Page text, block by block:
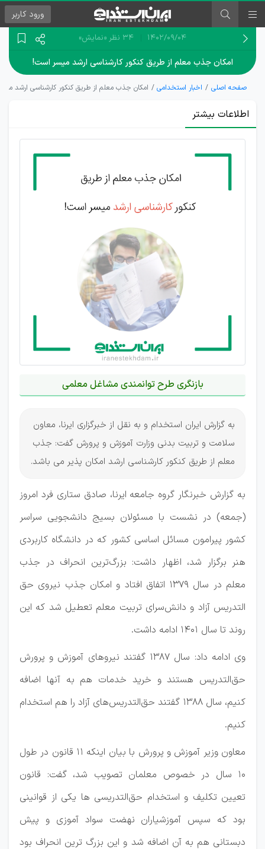
ورود کاربر
۱۴۰۲/۰۹/۰۴ 34 نظر «نمایش»
امکان جذب معلم از طریق کنکور کارشناسی ارشد میسر است!
صفحه اصلی اخبار استخدامی امکان جذب معلم از طریق کنکور کارشناسی ارشد
اطلاعات بیشتر
بازنگری طرح توانمندی مشاغل معلمی
به گزارش ایران استخدام و به نقل از خبرگزاری ایرنا، معاون
سلامت و تربیت بدنی وزارت آموزش و پرورش گفت: جذب
معلم از طریق کنکور کارشناسی ارشد امکان پذیر می باشد.
به گزارش خبرنگار گروه جامعه ایرنا، صادق ستاری فرد امروز
(جمعه) در نشست با مسئولان بسیج دانشجویی سراسر
کشور پیرامون مسائل اساسی کشور که در دانشگاه کاربردی
هنر برگزار شد، اظهار داشت: بزرگ‌ترین انحراف در جذب
معلم در سال ۱۳۷۹ اتفاق افتاد و امکان جذب نیروی حق
التدریس آزاد و دانش‌سرای تربیت معلم تعطیل شد که این
روند تا سال ۱۴۰۱ ادامه داشت.
وی ادامه داد: سال ۱۳۸۷ گفتند نیروهای آموزش و پرورش
حق‌التدریس هستند و خرید خدمات هم به آنها اضافه
کنیم، سال ۱۳۸۸ گفتند حق‌التدریس‌های آزاد را هم استخدام
کنیم.
معاون وزیر آموزش و پرورش با بیان اینکه ۱۱ قانون در طول
۱۰ سال در خصوص معلمان تصویب شد، گفت: قانون
تعیین تکلیف و استخدام حق‌التدریسی ها یکی از قوانینی
بود که سپس آموزشیاران نهضت سواد آموزی و پیش
دبستانی هم به آن اضافه شد و این بزرگ ترین انحراف بود